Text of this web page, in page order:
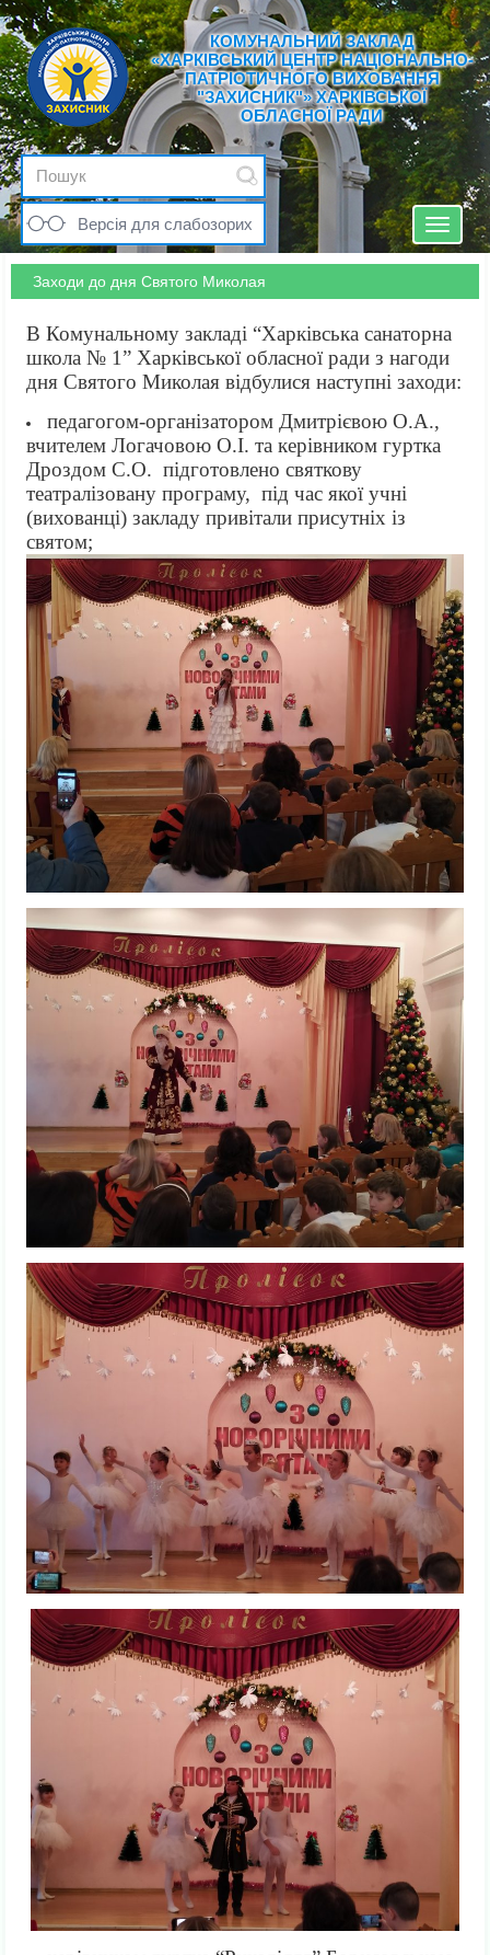
КОМУНАЛЬНИЙ ЗАКЛАД
«ХАРКІВСЬКИЙ ЦЕНТР НАЦІОНАЛЬНО-
ПАТРІОТИЧНОГО ВИХОВАННЯ
"ЗАХИСНИК"» ХАРКІВСЬКОЇ
ОБЛАСНОЇ РАДИ
Версія для слабозорих
Toggle
Заходи до дня Святого Миколая
В Комунальному закладі “Харківська санаторна
школа № 1” Харківської обласної ради з нагоди
дня Святого Миколая відбулися наступні заходи:
педагогом-організатором Дмитрієвою О.А.,
вчителем Логачовою О.І. та керівником гуртка
Дроздом С.О. підготовлено святкову
театралізовану програму, під час якої учні
(вихованці) закладу привітали присутніх із
святом;